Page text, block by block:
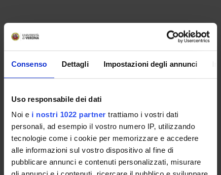
Consenso Dettagli Impostazioni degli annunci
Uso responsabile dei dati
Noi e i nostri 1022 partner trattiamo i vostri dati
personali, ad esempio il vostro numero IP, utilizzando
tecnologie come i cookie per memorizzare e accedere
alle informazioni sul vostro dispositivo al fine di
pubblicare annunci e contenuti personalizzati, misurare
PARTECIPANTI AL PROGETTO
Professore ordinario
Marzia Rossato
Professore associato
AREE DI RICERCA COINVOLTE DAL PROGETTO